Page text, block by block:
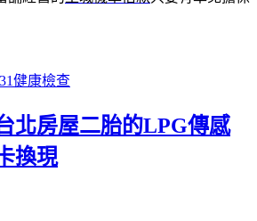
類
健康檢查
北房屋二胎的LPG傳感
換現